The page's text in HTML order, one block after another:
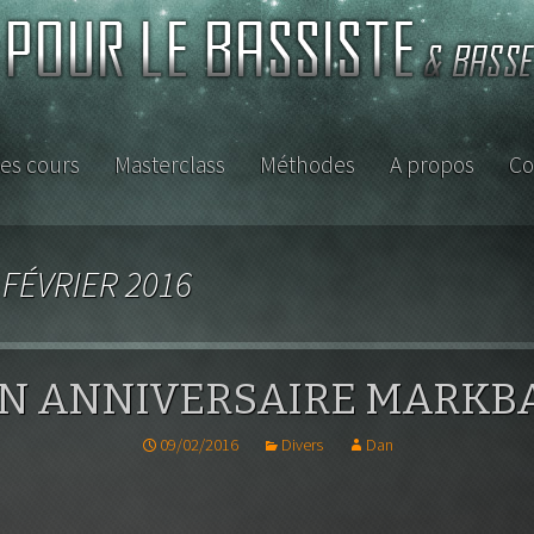
cours Masterclass Méthodes A propos
2016
ANNIVERSAIRE
09/02/2016 Divers Dan